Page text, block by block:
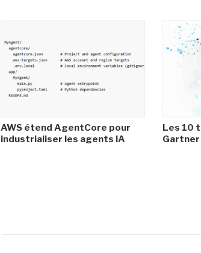
AWS étend AgentCore pour
industrialiser les agents IA
Les 10
Gartner